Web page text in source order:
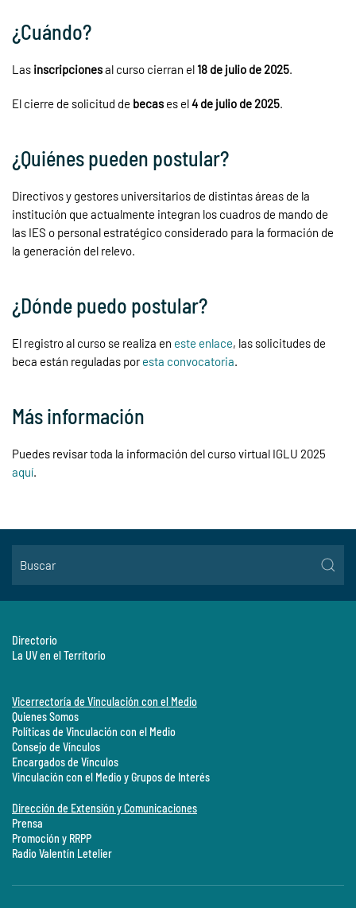
¿Cuándo?
Las inscripcionesal curso cierran el 18 de julio de 2025.
El cierre de solicitud de becas es el4 de julio de 2025.
¿Quiénes pueden postular?
Directivos y gestores universitarios de distintas áreas de la
institución que actualmente integran los cuadros de mando de
las IES o personal estratégico considerado para la formación de
la generación del relevo.
¿Dónde puedo postular?
El registro al curso se realiza en este enlace, las solicitudes de
beca están reguladas poresta convocatoria.
Más información
Puedes revisar toda la información del curso virtual IGLU 2025
aquí.
Directorio
La UV en el Territorio
Vicerrectoría de Vinculación con el Medio
Quienes Somos
Políticas de Vinculación con el Medio
Consejo de Vínculos
Encargados de Vínculos
Vinculación con el Medio y Grupos de Interés
Dirección de Extensión y Comunicaciones
Prensa
Promoción y RRPP
Radio Valentín Letelier